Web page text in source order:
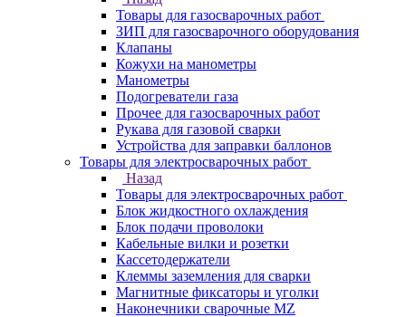
Товары для газосварочных работ
ЗИП для газосварочного оборудования
Клапаны
Кожухи на манометры
Манометры
Подогреватели газа
Прочее для газосварочных работ
Рукава для газовой сварки
Устройства для заправки баллонов
Товары для электросварочных работ
Назад
Товары для электросварочных работ
Блок жидкостного охлаждения
Блок подачи проволоки
Кабельные вилки и розетки
Кассетодержатели
Клеммы заземления для сварки
Магнитные фиксаторы и уголки
Наконечники сварочные MZ